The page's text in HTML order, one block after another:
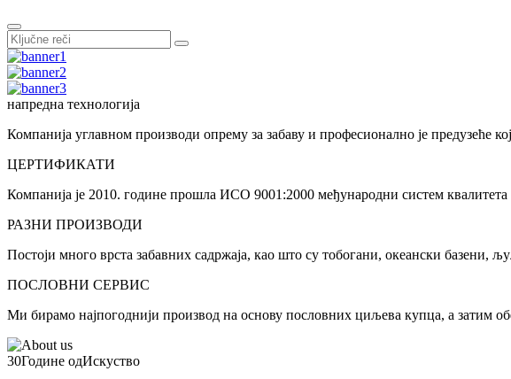
напредна технологија
Компанија углавном производи опрему за забаву и професионално је предузеће
ЦЕРТИФИКАТИ
Компанија је 2010. године прошла ИСО 9001:2000 међународни систем
РАЗНИ ПРОИЗВОДИ
Постоји много врста забавних садржаја, као што су тобогани, океански
ПОСЛОВНИ СЕРВИС
Ми бирамо најпогоднији производ на основу пословних циљева купца, а затим
30Године одИскуство